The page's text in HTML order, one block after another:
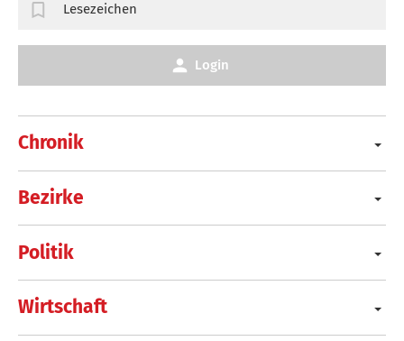
Chronik
Bezirke
Politik
Wirtschaft
Lesezeichen
Login